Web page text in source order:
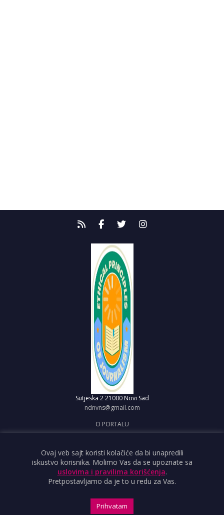
Sutjeska 2 21000 Novi Sad
ndnvns@gmail.com
O PORTALU
OBJAVI VEST
USLOVI KORIŠĆENJA
Ovaj veb sajt koristi kolačiće da bi unapredili
iskustvo korisnika. Molimo Vas da se upoznate sa
uslovima i pravilima korišćenja.
Pretpostavljamo da je to u redu za Vas.
Prihvatam